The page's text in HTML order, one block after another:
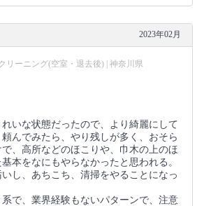
2023年02月
リーニング(空室・退去後) | 神奈川県
いな状態だったので、より綺麗にして
んでみたら、やり残しが多く、おそら
、高所などのほこりや、巾木の上のほ
本をなにもやらなかったと思われる。
いし、あちこち、清掃をやることになっ
で、業界経験もないパターンで、注意